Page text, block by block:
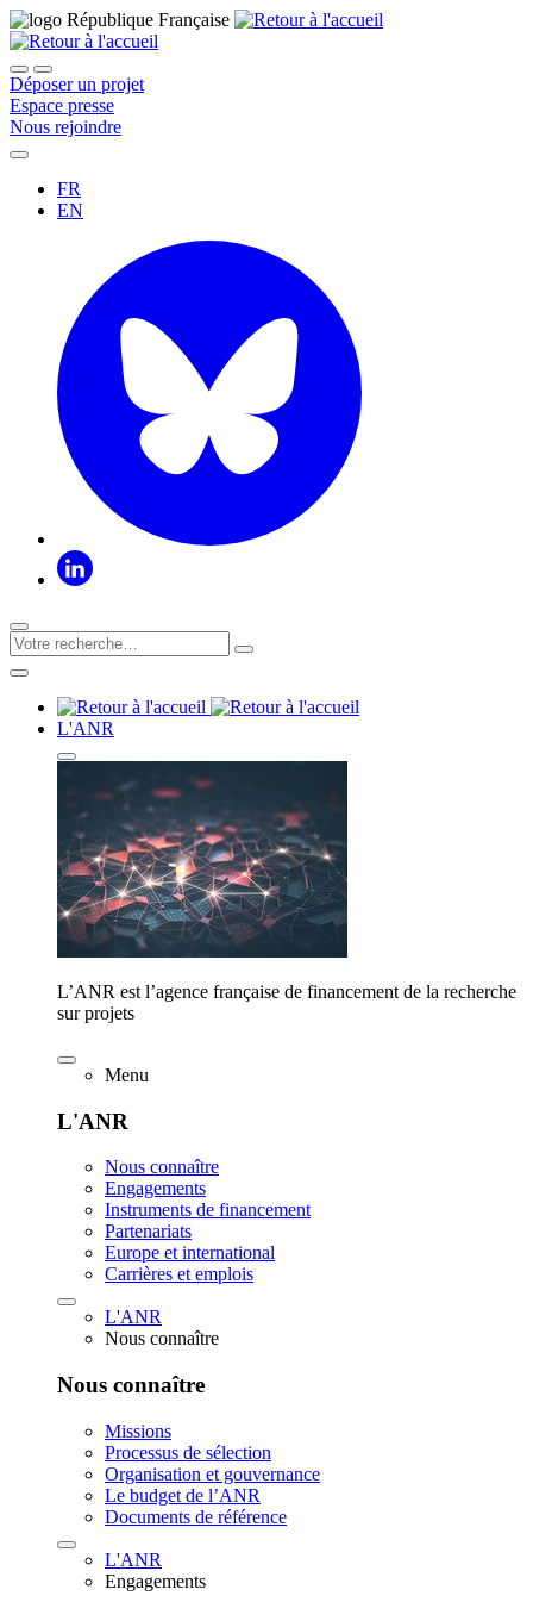
Déposer un projet
Espace presse
Nous rejoindre
FR
EN
L'ANR
L’ANR est l’agence française de financement de la recherche
sur projets
Menu
L'ANR
Nous connaître
Engagements
Instruments de financement
Partenariats
Europe et international
Carrières et emplois
L'ANR
Nous connaître
Nous connaître
Missions
Processus de sélection
Organisation et gouvernance
Le budget de l’ANR
Documents de référence
L'ANR
Engagements